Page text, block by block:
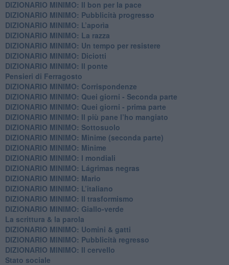
DIZIONARIO MINIMO: ​Il bon per la pace
DIZIONARIO MINIMO: Pubblicità progresso
DIZIONARIO MINIMO: L’aporìa
DIZIONARIO MINIMO: La razza
DIZIONARIO MINIMO: Un tempo per resistere
DIZIONARIO MINIMO: Diciotti
DIZIONARIO MINIMO: Il ponte
Pensieri di Ferragosto
DIZIONARIO MINIMO: Corrispondenze
DIZIONARIO MINIMO: Quei giorni - Seconda parte
DIZIONARIO MINIMO: Quei giorni - prima parte
DIZIONARIO MINIMO: Il più pane l’ho mangiato
DIZIONARIO MINIMO: Sottosuolo
DIZIONARIO MINIMO: Minime (seconda parte)
DIZIONARIO MINIMO: Minime
DIZIONARIO MINIMO: ​I mondiali
DIZIONARIO MINIMO: ​Lágrimas negras
DIZIONARIO MINIMO: Mario
DIZIONARIO MINIMO: L’italiano
DIZIONARIO MINIMO: Il trasformismo
DIZIONARIO MINIMO: Giallo-verde
La scrittura & la parola
​DIZIONARIO MINIMO: Uomini & gatti
DIZIONARIO MINIMO: ​Pubblicità regresso
DIZIONARIO MINIMO: Il cervello
Stato sociale